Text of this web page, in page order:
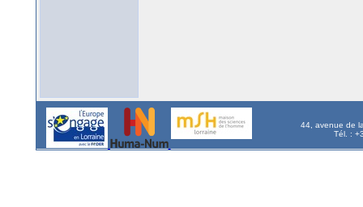
44, avenue de
Tél. :